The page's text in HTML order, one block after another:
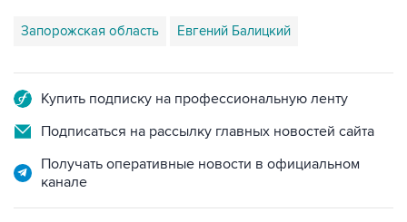
Запорожская область Евгений Балицкий
Купить подписку на профессиональную ленту
Подписаться на рассылку главных новостей сайта
Получать оперативные новости в официальном
канале